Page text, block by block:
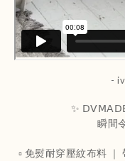
-
✨ 𝖣𝖵𝖬𝖠𝖣𝖤
瞬間
▫️ 免熨耐穿壓紋布料